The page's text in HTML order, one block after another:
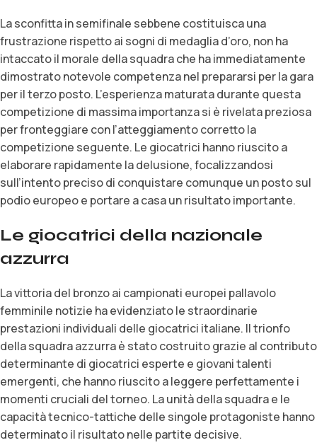
La sconfitta in semifinale sebbene costituisca una
frustrazione rispetto ai sogni di medaglia d’oro, non ha
intaccato il morale della squadra che ha immediatamente
dimostrato notevole competenza nel prepararsi per la gara
per il terzo posto. L’esperienza maturata durante questa
competizione di massima importanza si è rivelata preziosa
per fronteggiare con l’atteggiamento corretto la
competizione seguente. Le giocatrici hanno riuscito a
elaborare rapidamente la delusione, focalizzandosi
sull’intento preciso di conquistare comunque un posto sul
podio europeo e portare a casa un risultato importante.
Le giocatrici della nazionale
azzurra
La vittoria del bronzo ai campionati europei pallavolo
femminile notizie ha evidenziato le straordinarie
prestazioni individuali delle giocatrici italiane. Il trionfo
della squadra azzurra è stato costruito grazie al contributo
determinante di giocatrici esperte e giovani talenti
emergenti, che hanno riuscito a leggere perfettamente i
momenti cruciali del torneo. La unità della squadra e le
capacità tecnico-tattiche delle singole protagoniste hanno
determinato il risultato nelle partite decisive.